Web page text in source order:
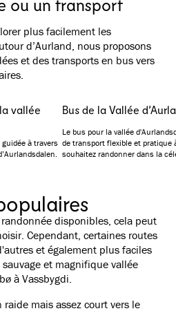
ou un transport
plus facilement les
d’Aurland, nous proposons
et des transports en bus vers
vallée
à travers
Bus de la Vallée
Le bus pour la vallée
de transport flexible et pratique
souhaitez randonner dans la
disponibles, cela peut
Cependant, certaines routes
et également plus faciles
et magnifique vallée
à Vassbygdi.
mais assez court vers le